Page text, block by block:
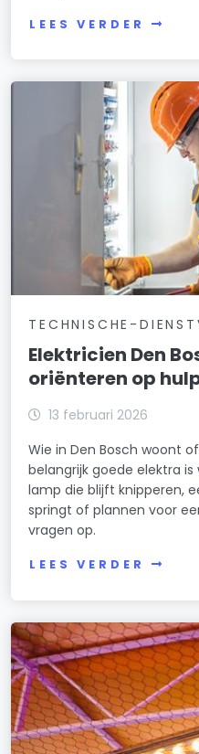
LEES VERDER
TECHNISCHE-
Elektricien Den
oriënteren op
13 februari 2026
Wie in Den Bosch woont
belangrijk goede elektra
lamp die blijft knipperen,
springt of plannen voor
vragen op.
LEES VERDER